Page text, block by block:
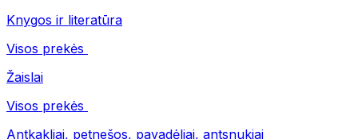
Knygos ir literatūra
Visos prekės
Žaislai
Visos prekės
Antkakliai, petnešos, pavadėliai, antsnukiai